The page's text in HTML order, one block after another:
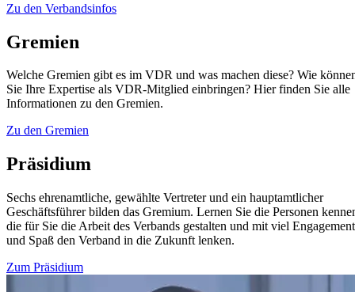
Zu den Verbandsinfos
Gremien
Welche Gremien gibt es im VDR und was machen diese? Wie
Sie Ihre Expertise als VDR-Mitglied einbringen? Hier finden Sie alle
Informationen zu den Gremien.
Zu den Gremien
Präsidium
Sechs ehrenamtliche, gewählte Vertreter und ein hauptamtlicher
Geschäftsführer bilden das Gremium. Lernen Sie die Personen
die für Sie die Arbeit des Verbands gestalten und mit viel Engagement
und Spaß den Verband in die Zukunft lenken.
Zum Präsidium